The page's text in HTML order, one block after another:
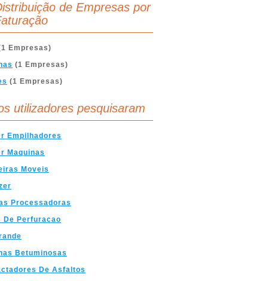
de Empresas por
Empresas)
(1 Empresas)
(1 Empresas)
utilizadores pesquisaram
Empilhadores
Maquinas
Moveis
Processadoras
De Perfuracao
Betuminosas
De Asfaltos